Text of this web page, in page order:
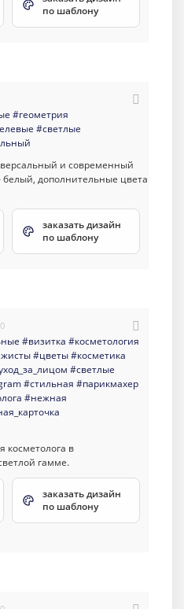
по шаблону
#геометрия
#светлые
заказать дизайн
по шаблону
#визитка #косметология
#цветы#косметика
#светлые
#стильная #парикмахер
#нежная
заказать дизайн
по шаблону